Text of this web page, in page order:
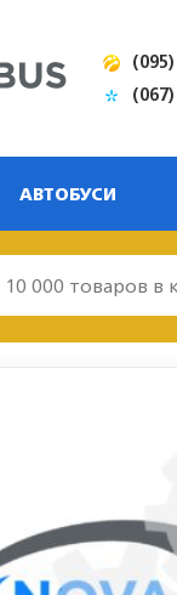
(095)
(067)
АВТОБУСИ